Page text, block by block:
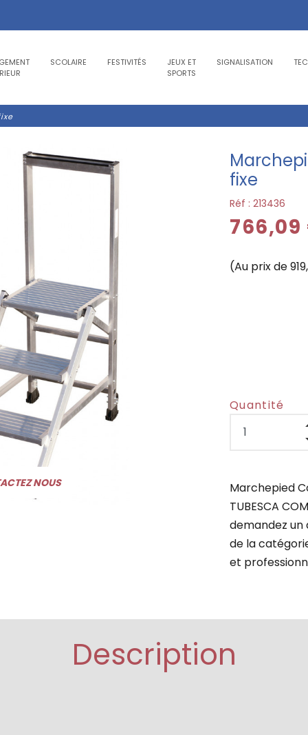
SCOLAIRE FESTIVITÉS
JEUX ET
SPORTS
SIGNALISATION
NOUS
fixe
Réf : 213436
766,09
(Au prix de
Quantité
Marchepied
TUBESCA
demandez un
de la
et
Description